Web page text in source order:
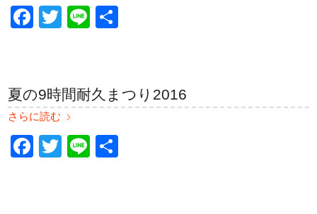
Facebook
Twitter
Line
夏の9時間耐久まつり2016
さらに読む
Facebook
Twitter
Line